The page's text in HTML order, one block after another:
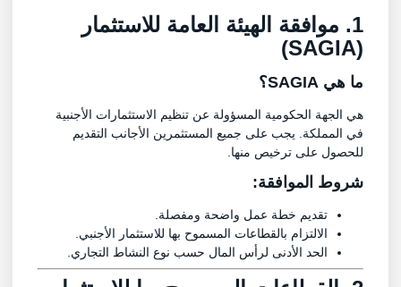
1. موافقة الهيئة العامة للاستثمار
ما هي SAGIA؟
هي الجهة الحكومية المسؤولة عن تنظيم الاستثمارات الأجنبية
في المملكة. يجب على جميع المستثمرين الأجانب التقديم
للحصول على ترخيص منها.
شروط الموافقة:
تقديم خطة عمل واضحة ومفصلة.
الالتزام بالقطاعات المسموح بها للاستثمار الأجنبي.
الحد الأدنى لرأس المال حسب نوع النشاط التجاري.